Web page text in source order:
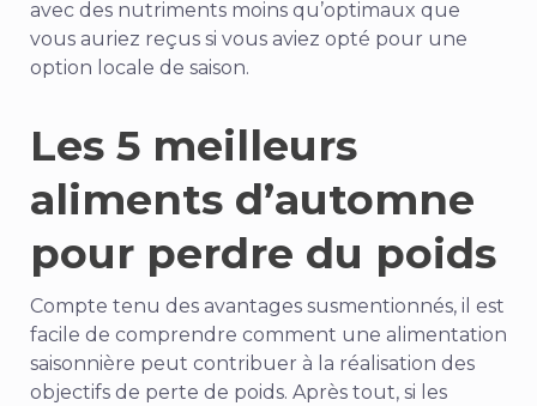
avec des nutriments moins qu’optimaux que
vous auriez reçus si vous aviez opté pour une
option locale de saison.
Les 5 meilleurs
aliments d’automne
pour perdre du poids
Compte tenu des avantages susmentionnés, il est
facile de comprendre comment une alimentation
saisonnière peut contribuer à la réalisation des
objectifs de perte de poids. Après tout, si les